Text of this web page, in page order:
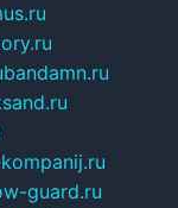
bandamn.ru
guard.ru